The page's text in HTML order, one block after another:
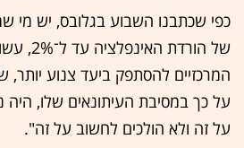
כפי שכתבנו השבוע בגלובס, יש מי
של הורדת
על כך במסיבת העיתונאים שלו,
על זה ולא הולכים לחשוב על זה".